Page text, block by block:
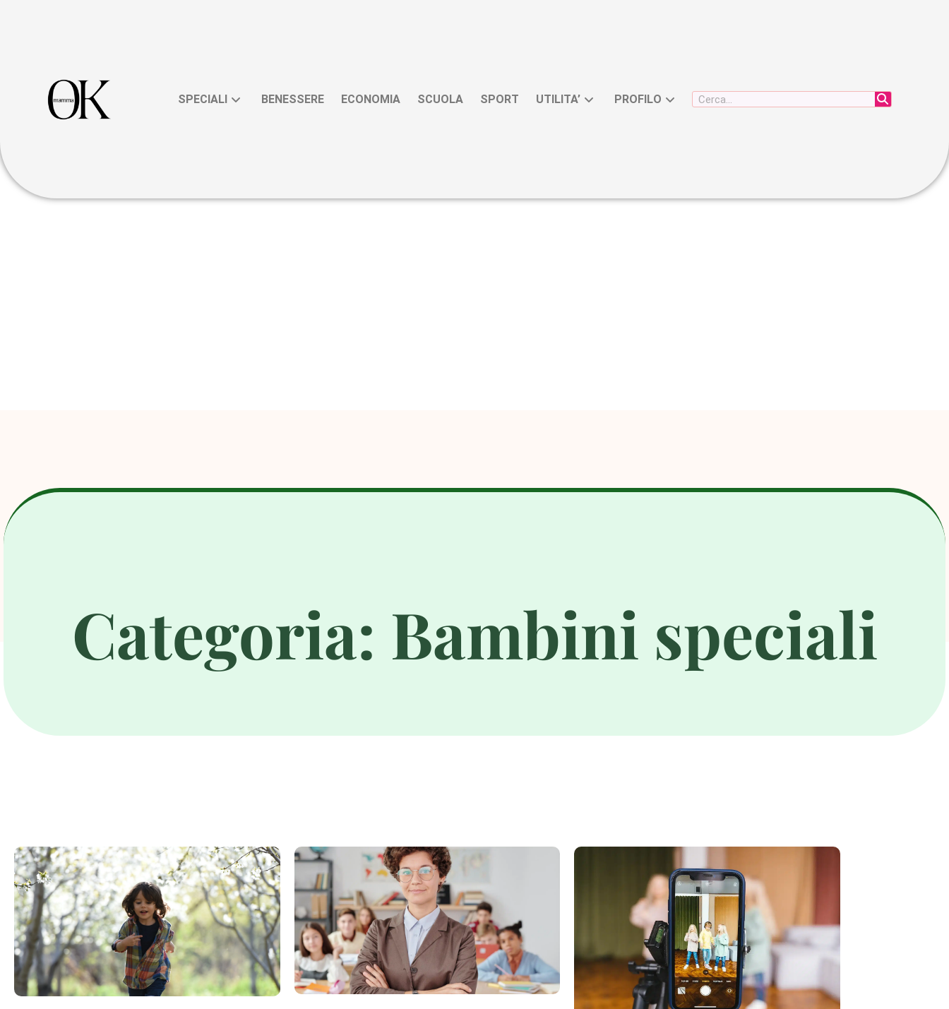
SPECIALI BENESSERE ECONOMIA SCUOLA SPORT UTILITA’ PROFILO
Categoria: Bambini speciali